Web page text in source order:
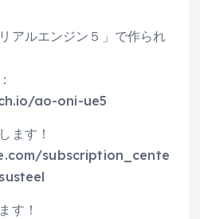
アルエンジン５」で作られ
ao-oni-ue5
ます！
subscription_cente
す！